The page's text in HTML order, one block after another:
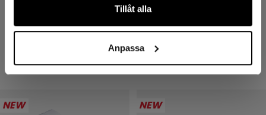
Tillåt alla
Anpassa
119,00 kr
119,00 kr
4 colors
NEW NEW